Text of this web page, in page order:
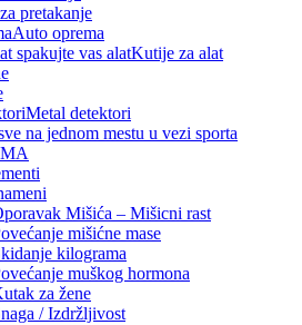
pretakanje
Auto oprema
Kutije za alat
Metal detektori
Mišića – Mišicni rast
mišićne mase
kilograma
muškog hormona
za žene
/ Izdržljivost